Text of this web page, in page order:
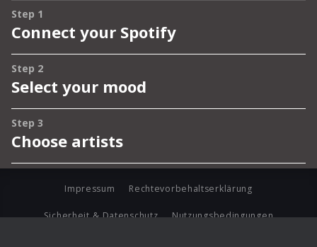
Impressum Rechtevorbehaltserklärung
Sicherheit & Datenschutz Nutzungsbedingungen